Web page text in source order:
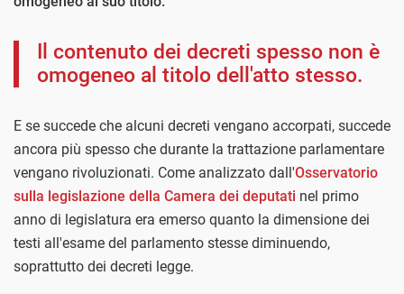
Il contenuto dei decreti spesso non è
omogeneo al titolo dell'atto stesso.
E se succede che alcuni decreti vengano accorpati, succede
ancora più spesso che durante la trattazione parlamentare
vengano rivoluzionati. Come analizzato dall'Osservatorio
sulla legislazione della Camera dei deputati nel primo
anno di legislatura era emerso quanto la dimensione dei
testi all'esame del parlamento stesse diminuendo,
soprattutto dei decreti legge.